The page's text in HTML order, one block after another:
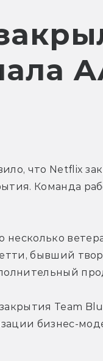
что Netflix
Команда
несколько
бывший
Team
бизнес-